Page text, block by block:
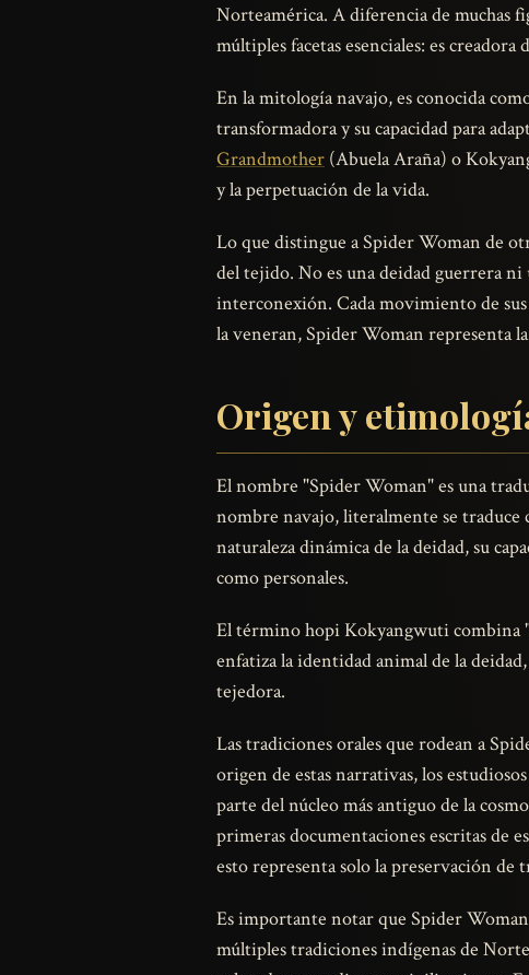
Norteamérica. A diferencia de muchas
múltiples facetas esenciales: es
En la mitología navajo, es conocida
transformadora y su capacidad para
Grandmother (Abuela Araña) o
y la perpetuación de la vida.
Lo que distingue a Spider Woman de
del tejido. No es una deidad guerrera
interconexión. Cada movimiento de sus
la veneran, Spider Woman representa
Origen y
El nombre "Spider Woman" es una
nombre navajo, literalmente se traduce
naturaleza dinámica de la deidad, su
como personales.
El término hopi Kokyangwuti combina
enfatiza la identidad animal de la
tejedora.
Las tradiciones orales que rodean a
origen de estas narrativas, los
parte del núcleo más antiguo de la
primeras documentaciones escritas de
esto representa solo la preservación
Es importante notar que Spider
múltiples tradiciones indígenas de